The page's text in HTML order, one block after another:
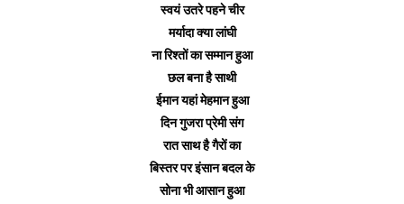
स्वयं उतरे पहने चीर
मर्यादा क्या लांघी
ना रिश्तों का सम्मान हुआ
छल बना है साथी
ईमान यहां मेहमान हुआ
दिन गुजरा प्रेमी संग
रात साथ है गैरों का
बिस्तर पर इंसान बदल के
सोना भी आसान हुआ